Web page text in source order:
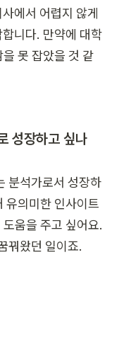
에서 어렵지 않게
니다. 만약에 대학
못 잡았을 것 같
성장하고 싶나
분석가로서 성장하
유의미한 인사이트
움을 주고 싶어요.
꿔왔던 일이죠.